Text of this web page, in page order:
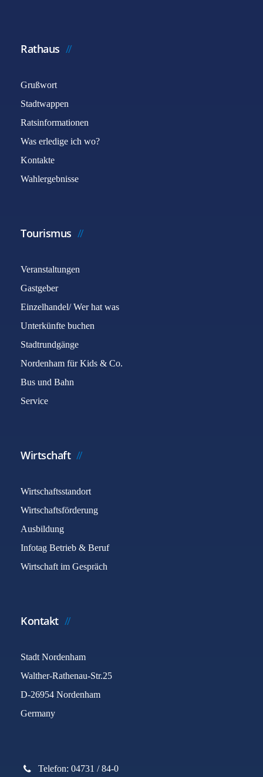
Rathaus
Grußwort
Stadtwappen
Ratsinformationen
Was erledige ich wo?
Kontakte
Wahlergebnisse
Tourismus
Veranstaltungen
Gastgeber
Einzelhandel/ Wer hat was
Unterkünfte buchen
Stadtrundgänge
Nordenham für Kids & Co.
Bus und Bahn
Service
Wirtschaft
Wirtschaftsstandort
Wirtschaftsförderung
Ausbildung
Infotag Betrieb & Beruf
Wirtschaft im Gespräch
Kontakt
Stadt Nordenham
Walther-Rathenau-Str.25
D-26954 Nordenham
Germany
Telefon: 04731 / 84-0